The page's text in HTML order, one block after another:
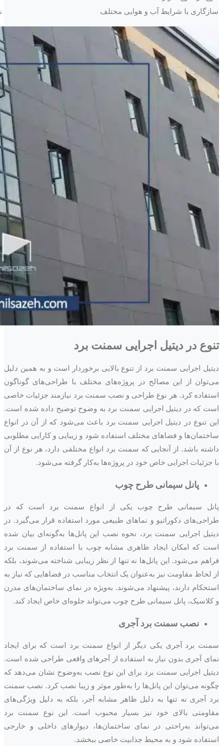
سازگاری با شرایط آب و هوایی مختلف
تنوع در دیتیل اجرایی سمنت برد
دیتیل اجرایی سمنت برد از تنوع بالایی برخوردار است و به همین دلیل
می‌توان از این مصالح در پروژه‌های مختلف با طراحی‌های گوناگون
استفاده کرد. هر نوع طراحی و نصب سمنت برد نیازمند جزئیات خاصی
است که در دیتیل اجرایی سمنت برد به وضوح توضیح داده شده است.
این تنوع در دیتیل اجرایی سمنت برد باعث می‌شود که از آن در انواع
ساختمان‌ها و فضاهای مختلف استفاده شود و زیبایی و کارایی مطلوبی
داشته باشد. از آنجایی که سمنت برد انواع مختلفی دارد، هر نوع از آن
با جزئیات اجرایی خاص خود در پروژه‌ها به‌کار گرفته می‌شود.
پانل سیمانی طرح چوب
پانل سیمانی طرح چوب یکی از انواع سمنت برد است که در
طراحی‌های دکوراتیو و نماهای طبیعی مورد استفاده قرار می‌گیرد. در
دیتیل اجرایی سمنت برد، نحوه نصب این پانل‌ها به‌گونه‌ای بیان شده
است که امکان ایجاد ظاهری مشابه چوب با استفاده از سمنت برد
فراهم می‌شود. این پانل‌ها نه تنها از نظر زیبایی شناخته می‌شوند، بلکه
از لحاظ مقاومت نیز به‌عنوان یک انتخاب مناسب در فضاهایی که نیاز به
استحکام دارند، پیشنهاد می‌شوند. به‌ویژه در نمای ساختمان‌های مدرن
و کلاسیک، پانل سیمانی طرح چوب می‌تواند جلوه‌ای خاص ایجاد کند.
نصب سمنت برد آجری
سمنت برد آجری یکی دیگر از انواع سمنت برد است که برای ایجاد
نمای آجری بدون نیاز به استفاده از آجرهای واقعی طراحی شده است.
دیتیل اجرایی سمنت برد برای این نوع نصب به‌وضوح نشان می‌دهد که
چگونه می‌توان این پانل‌ها را به‌طور موثر و زیبا نصب کرد. نصب سمنت
برد آجری نه تنها به دلیل ظاهر مشابه آجر، بلکه به دلیل ویژگی‌های
مقاومتی بالای خود نیز بسیار محبوب است. این نوع سمنت برد
می‌تواند به‌راحتی در نمای ساختمان‌ها، دیوارهای داخلی و خارجی
استفاده شود و به محیط جذابیت خاصی ببخشد.